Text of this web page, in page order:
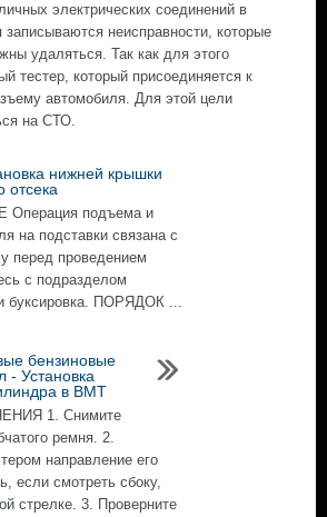
электрических соединений в
записываются неисправности, которые
удаляться. Так как для этого
тестер, который присоединяется к
автомобиля. Для этой цели
на СТО.
нижней крышки
отсека
подъема и
на подставки связана с
перед проведением
с подразделом
буксировка. ПОРЯДОК ...
бензиновые
- Установка
в ВМТ
1. Снимите
ремня. 2.
направление его
если смотреть сбоку,
стрелке. 3. Проверните